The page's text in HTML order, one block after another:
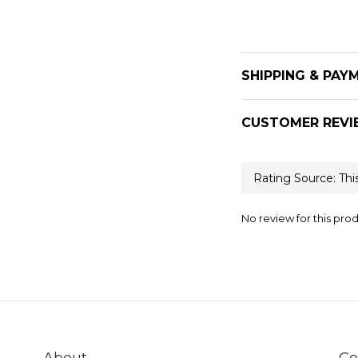
SHIPPING &
CUSTOMER
No review for this